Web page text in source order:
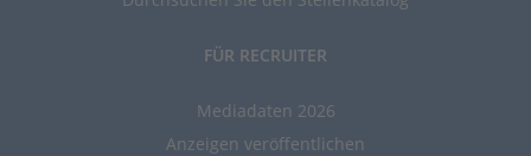
FÜR RECRUITER
Mediadaten 2026
Anzeigen veröffentlichen